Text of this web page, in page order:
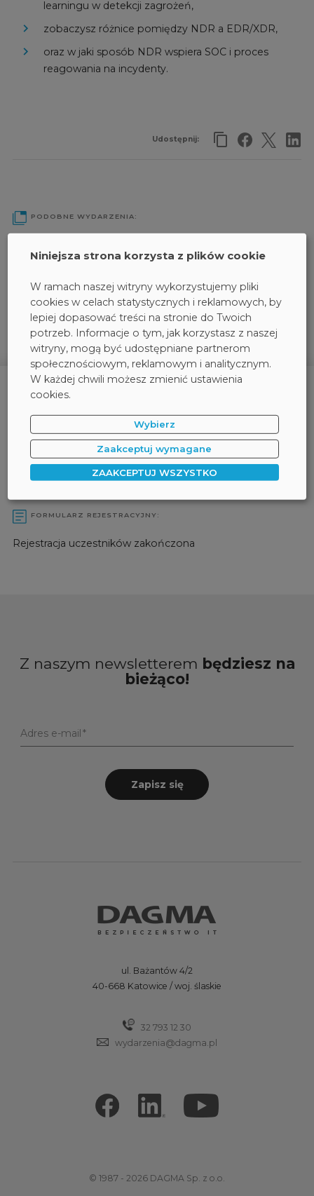
learningu w detekcji zagrożeń,
zobaczysz różnice pomiędzy NDR a EDR/XDR,
oraz w jaki sposób NDR wspiera SOC i proces
reagowania na incydenty.
Udostępnij:
PODOBNE WYDARZENIA:
Jak przebiega atak hakerski i jak go wykryć przy
użyciu rozwiązania NDR?
Gatewatcher – Śledź, wykrywaj i reaguj! Klucz do
skutecznej ochrony sieci z Network detection
and response(NDR)
FORMULARZ REJESTRACYJNY:
Rejestracja uczestników zakończona
Z naszym newsletterem będziesz na
bieżąco!
Adres e-mail
Zapisz się
ul. Bażantów 4/2
40-668 Katowice / woj. ślaskie
32 793 12 30
wydarzenia@dagma.pl
© 1987 - 2026 DAGMA Sp. z o.o.
Niniejsza strona korzysta z plików cookie
W ramach naszej witryny wykorzystujemy pliki
cookies w celach statystycznych i reklamowych, by
lepiej dopasować treści na stronie do Twoich
potrzeb. Informacje o tym, jak korzystasz z naszej
witryny, mogą być udostępniane partnerom
społecznościowym, reklamowym i analitycznym.
W każdej chwili możesz zmienić ustawienia
cookies.
Wybierz
Zaakceptuj wymagane
ZAAKCEPTUJ WSZYSTKO